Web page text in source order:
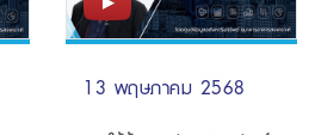
13 พฤษภาคม 2568